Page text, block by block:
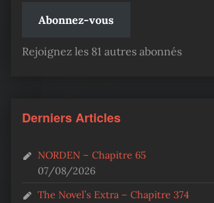
Abonnez-vous
Rejoignez les 81 autres abonnés
Derniers Articles
NORDEN – Chapitre 65
07/08/2026
The Novel’s Extra – Chapitre 374